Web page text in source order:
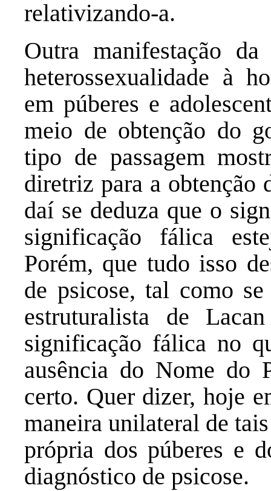
relativizando-a.
Outra manifestação
heterossexualidade à
em púberes e
meio de obtenção do
tipo de passagem
diretriz para a obtenção
daí se deduza que o
significação fálica
Porém, que tudo isso
de psicose, tal como
estruturalista de
significação fálica no
ausência do Nome do
certo. Quer dizer, hoje
maneira unilateral de
própria dos púberes e
diagnóstico de psicose.